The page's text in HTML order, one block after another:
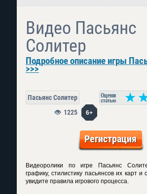
Видео Пасьянс
Солитер
Подробное описание игры
>>>
Пасьянс Солитер
6+
1225
Регистрация
Видеоролики по игре Пасьянс
графику, стилистику пасьянсов их карт и
увидите правила игрового процесса.